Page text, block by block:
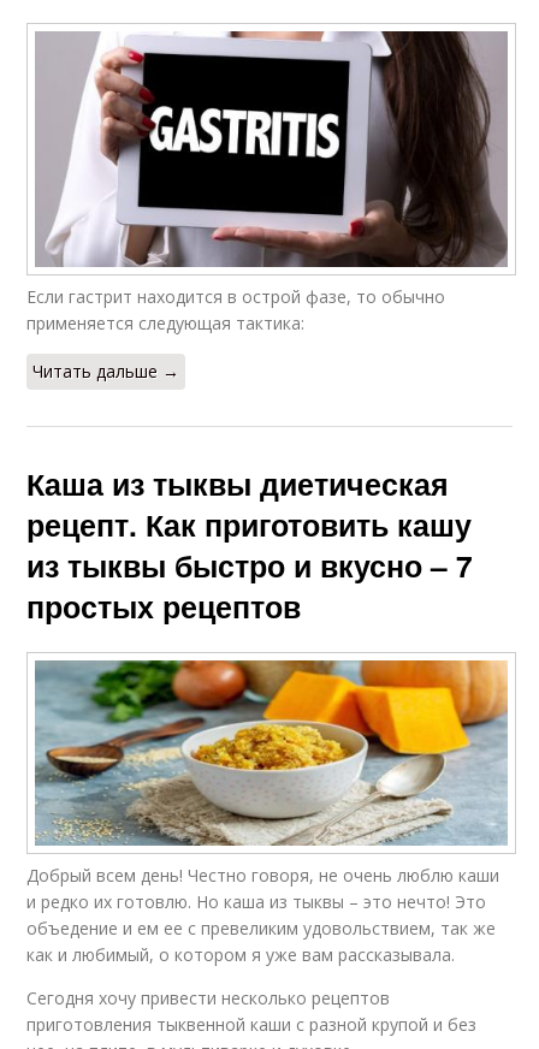
Если гастрит находится в острой фазе, то обычно
применяется следующая тактика:
Читать дальше →
Каша из тыквы диетическая
рецепт. Как приготовить кашу
из тыквы быстро и вкусно – 7
простых рецептов
Добрый всем день! Честно говоря, не очень люблю каши
и редко их готовлю. Но каша из тыквы – это нечто! Это
объедение и ем ее с превеликим удовольствием, так же
как и любимый, о котором я уже вам рассказывала.
Сегодня хочу привести несколько рецептов
приготовления тыквенной каши с разной крупой и без